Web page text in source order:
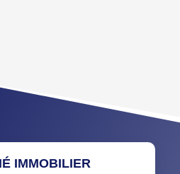
PART DES MÉNAGES SANS
IMMOBILIER